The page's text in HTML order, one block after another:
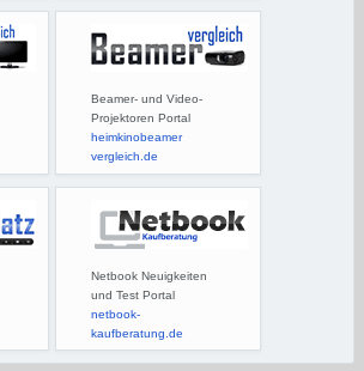
Beamer- und Video-
Projektoren Portal
heimkinobeamer
vergleich.de
Netbook Neuigkeiten
und Test Portal
netbook-
kaufberatung.de